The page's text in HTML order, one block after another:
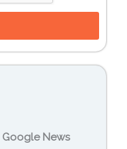
Google News